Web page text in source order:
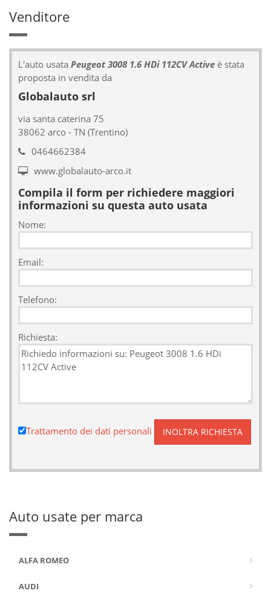
Venditore
L'auto usata Peugeot 3008 1.6 HDi 112CV Active è stata
proposta in vendita da
Globalauto srl
via santa caterina 75
38062 arco - TN (Trentino)
0464662384
www.globalauto-arco.it
Compila il form per richiedere maggiori
informazioni su questa auto usata
Nome:
Email:
Telefono:
Richiesta:
Trattamento dei dati personali
Auto usate per marca
ALFA ROMEO
AUDI